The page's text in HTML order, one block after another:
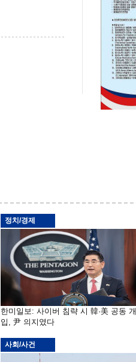
정치/경제
한미일보: 사이버 침략 시 韓·美 공동 개
입, 尹 의지였다
사회/사건